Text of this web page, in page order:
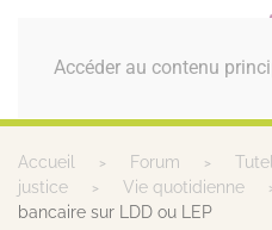
Accéder au contenu
MENU
Accueil Forum
justice
Vie quotidienne
bancaire sur LDD ou LEP